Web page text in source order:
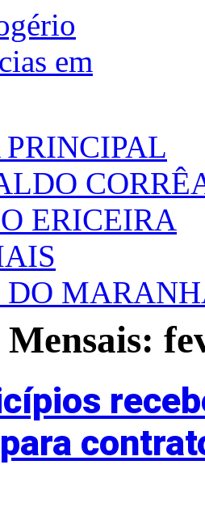
ERICEIRA
DO